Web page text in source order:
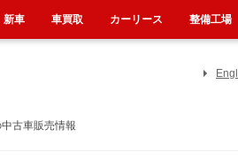
古車販売情報
新車 車買取 カーリース 整備工場